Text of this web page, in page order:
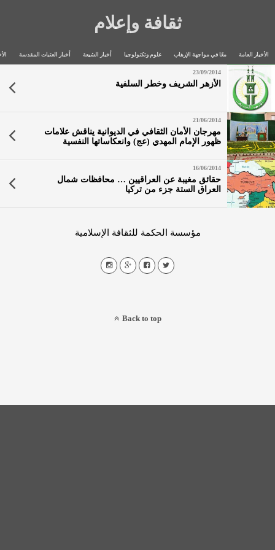
ثقافة وإعلام
الأخبار العامة معًا في مواجهة الإرهاب علوم وتكنولوجيا أخبار الشيعة أخبار العتبات المقدسة
23/09/2014
الأزهر الشريف وخطر السلفية
21/06/2014
مهرجان الأمان الثقافي في الديوانية يناقش علامات
ظهور الإمام المهدي (عج) وانعكاساتها النفسية
16/06/2014
حقائق مغيبة عن العراقيين … محافظات شمال
العراق الستة جزء من تركيا
مؤسسة الحكمة للثقافة الإسلامية
Back to top